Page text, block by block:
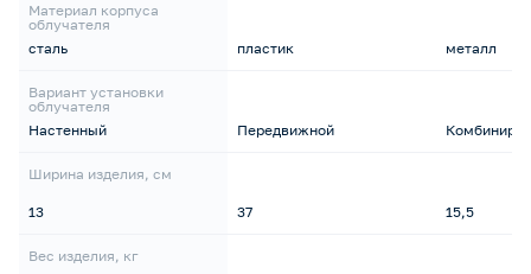
Материал корпуса
облучателя
сталь
Вариант установки
облучателя
Настенный
Ширина изделия, см
13
Вес изделия, кг
пластик
Передвижной
37
металл
15,5